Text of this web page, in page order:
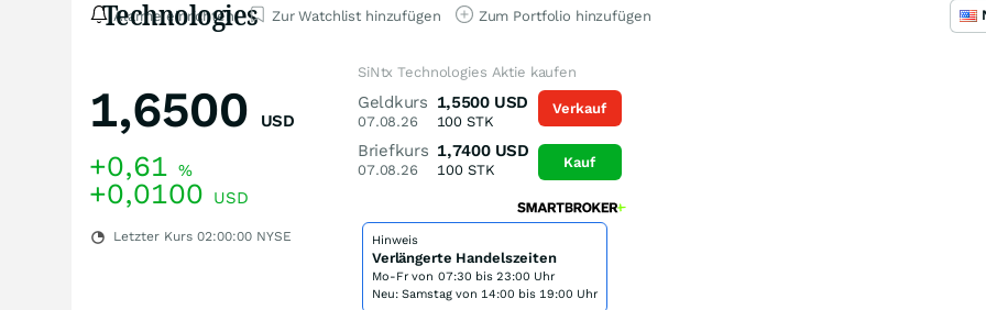
Alarme einrichten Zur Watchlist hinzufügen Zum Portfolio hinzufügen
1,6500 USD
+0,61 %
+0,0100 USD
Letzter Kurs 02:00:00 NYSE
SiNtx Technologies Aktie kaufen
Geldkurs
07.08.26
1,5500 USD
100 STK
Briefkurs
07.08.26
1,7400 USD
100STK
Verkauf
Kauf
Hinweis
Verlängerte Handelszeiten
Mo-Fr von 07:30 bis 23:00 Uhr
Neu: Samstag von 14:00 bis 19:00 Uhr